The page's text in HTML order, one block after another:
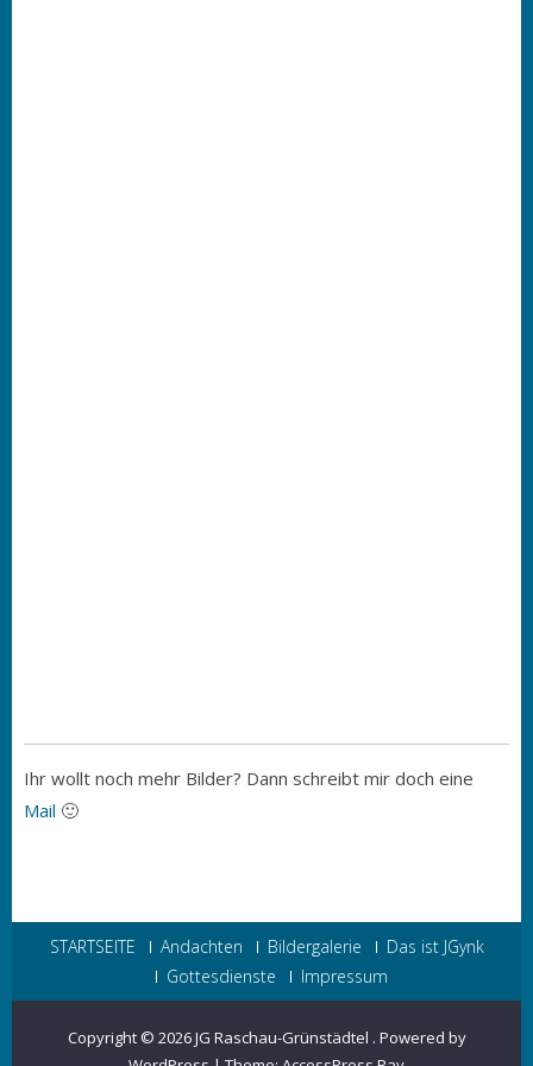
Ihr wollt noch mehr Bilder? Dann schreibt mir doch eine
Mail 🙂
STARTSEITE Andachten Bildergalerie
Das ist JGynk
Gottesdienste
Impressum
Copyright © 2026JG Raschau-Grünstädtel . Powered by